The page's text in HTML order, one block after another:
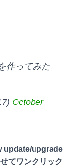
作ってみた
October
update/upgrade
てワンクリック